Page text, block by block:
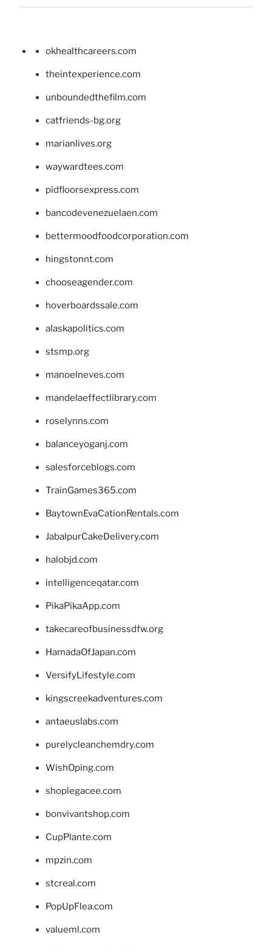
okhealthcareers.com
theintexperience.com
unboundedthefilm.com
catfriends-bg.org
marianlives.org
waywardtees.com
pidfloorsexpress.com
bancodevenezuelaen.com
bettermoodfoodcorporation.com
hingstonnt.com
chooseagender.com
hoverboardssale.com
alaskapolitics.com
stsmp.org
manoelneves.com
mandelaeffectlibrary.com
roselynns.com
balanceyoganj.com
salesforceblogs.com
TrainGames365.com
BaytownEvaCationRentals.com
JabalpurCakeDelivery.com
halobjd.com
intelligenceqatar.com
PikaPikaApp.com
takecareofbusinessdfw.org
HamadaOfJapan.com
VersifyLifestyle.com
kingscreekadventures.com
antaeuslabs.com
purelycleanchemdry.com
WishOping.com
shoplegacee.com
bonvivantshop.com
CupPlante.com
mpzin.com
stcreal.com
PopUpFlea.com
valueml.com